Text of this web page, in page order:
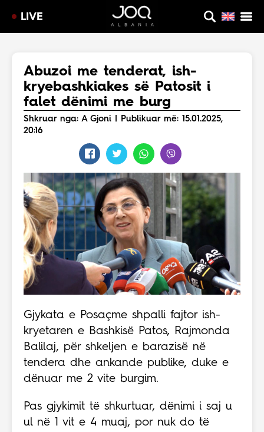
LIVE
Abuzoi me tenderat, ish-
kryebashkiakes së Patosit i
falet dënimi me burg
Shkruar nga: A Gjoni | Publikuar më: 15.01.2025,
20:16
Gjykata e Posaçme shpalli fajtor ish-
kryetaren e Bashkisë Patos, Rajmonda
Balilaj, për shkeljen e barazisë në
tendera dhe ankande publike, duke e
dënuar me 2 vite burgim.
Pas gjykimit të shkurtuar, dënimi i saj u
ul në 1 vit e 4 muaj, por nuk do të